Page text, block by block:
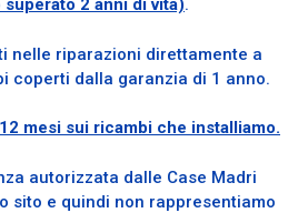
superato 2 anni di vita).
nelle riparazioni direttamente a
coperti dalla garanzia di 1 anno.
mesi sui ricambi che installiamo.
autorizzata dalle Case Madri
sito e quindi non rappresentiamo